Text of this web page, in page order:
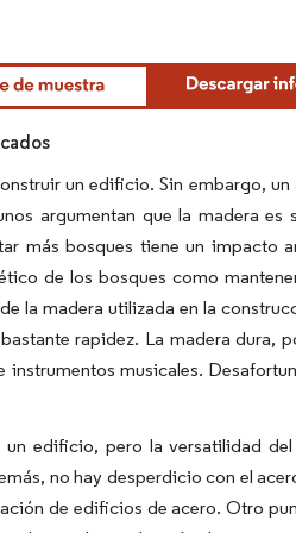
un edificio. Sin embargo,
argumentan que la madera es
más bosques tiene un impacto
de los bosques como
la madera utilizada en la
rapidez. La madera dura,
musicales.
edificio, pero la versatilidad
no hay desperdicio con el
de edificios de acero. Otro